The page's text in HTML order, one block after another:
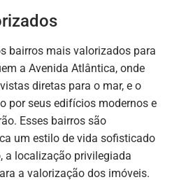
bairros mais valorizados para
a Avenida Atlântica, onde
diretas para o mar, e o
por seus edifícios modernos e
Esses bairros são
um estilo de vida sofisticado
a localização privilegiada
a valorização dos imóveis.